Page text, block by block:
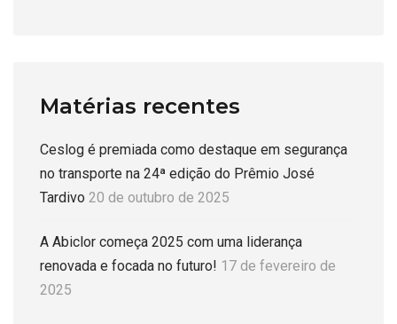
Matérias recentes
Ceslog é premiada como destaque em segurança
no transporte na 24ª edição do Prêmio José
Tardivo 20 de outubro de 2025
A Abiclor começa 2025 com uma liderança
renovada e focada no futuro! 17 de fevereiro de
2025